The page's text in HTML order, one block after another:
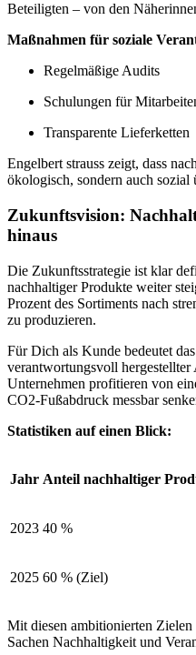
Beteiligten – von den
Maßnahmen für soziale
Regelmäßige Audits
Schulungen für
Transparente Lieferketten
Engelbert strauss zeigt, dass
ökologisch, sondern auch sozial
Zukunftsvision:
hinaus
Die Zukunftsstrategie ist klar
nachhaltiger Produkte weiter
Prozent des Sortiments nach
zu produzieren.
Für Dich als Kunde bedeutet
verantwortungsvoll
Unternehmen profitieren von
CO2-Fußabdruck messbar
Statistiken auf einen Blick:
Jahr Anteil nachhaltiger
2023 40 %
2025 60 % (Ziel)
Mit diesen ambitionierten
Sachen Nachhaltigkeit und